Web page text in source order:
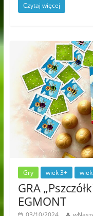
Czytaj więcej
Gry wiek 3+
GRA
EGMONT